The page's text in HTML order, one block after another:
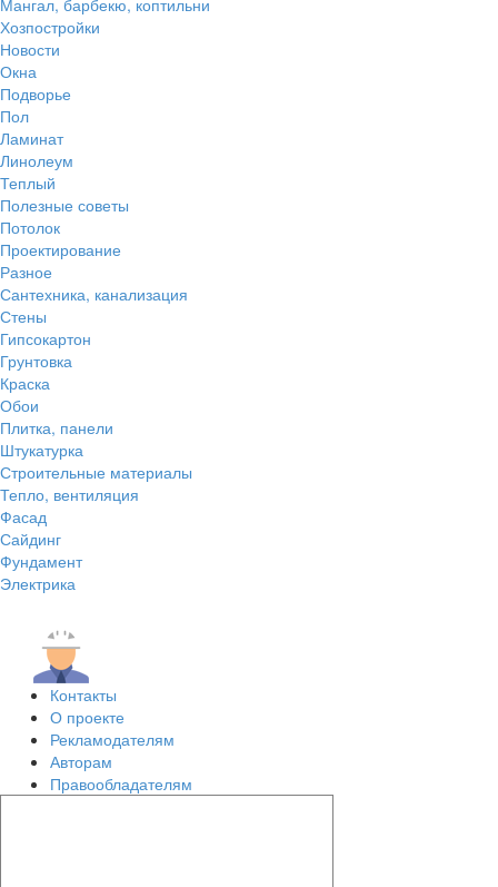
Хозпостройки
Новости
Окна
Подворье
Пол
Ламинат
Линолеум
Теплый
Полезные советы
Потолок
Проектирование
Разное
Сантехника, канализация
Стены
Гипсокартон
Грунтовка
Краска
Обои
Плитка, панели
Штукатурка
Строительные материалы
Тепло, вентиляция
Фасад
Сайдинг
Фундамент
Электрика
Контакты
О проекте
Рекламодателям
Авторам
Правообладателям